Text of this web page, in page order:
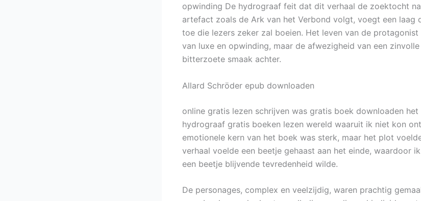
opwinding De hydrograaf feit dat dit verhaal de zoektocht
artefact zoals de Ark van het Verbond volgt, voegt een laag
toe die lezers zeker zal boeien. Het leven van de
van luxe en opwinding, maar de afwezigheid van een
bitterzoete smaak achter.
Allard Schröder epub downloaden
online gratis lezen schrijven was gratis boek downloaden
hydrograaf gratis boeken lezen wereld waaruit ik niet kon
emotionele kern van het boek was sterk, maar het plot
verhaal voelde een beetje gehaast aan het einde, waardoor
een beetje blijvende tevredenheid wilde.
De personages, complex en veelzijdig, waren prachtig